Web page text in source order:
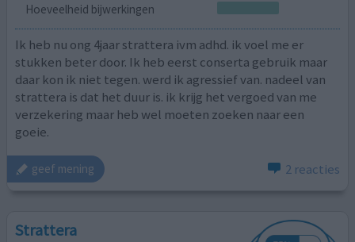
Hoeveelheid bijwerkingen
Ik heb nu ong 4jaar strattera ivm adhd. ik voel me er
stukken beter door. Ik heb eerst conserta gebruik maar
daar kon ik niet tegen. werd ik agressief van. nadeel van
strattera is dat het duur is. ik krijg het vergoed van me
verzekering maar heb wel moeten zoeken naar een
goeie.
geef mening 2 reacties
Strattera